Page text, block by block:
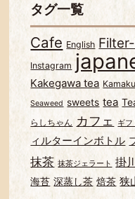
タグ一覧
Cafe English
Instagram
Kakegawa tea
Seaweed sweets tea
らしちゃん カフェ ギフ
ィルターインボトル
抹茶 抹茶ジェラート 掛
海苔 深蒸し茶 焙茶 狭